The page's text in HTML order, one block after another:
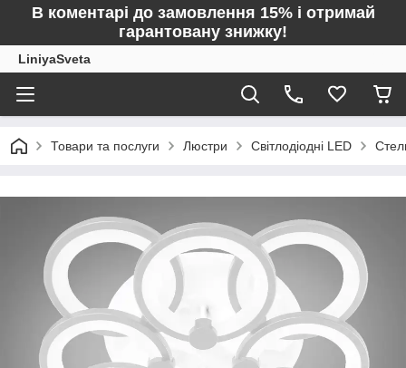
В коментарі до замовлення 15% і отримай
гарантовану знижку!
LiniyaSveta
Товари та послуги Люстри Світлодіодні LED